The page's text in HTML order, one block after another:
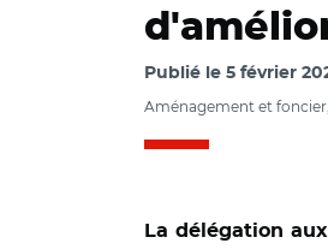
Publié le 5 février
Aménagement et
La délégation